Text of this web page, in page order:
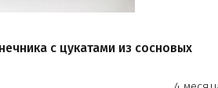
с цукатами из сосновых